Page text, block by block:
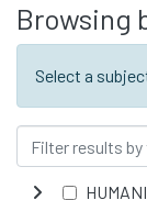
Browsing
Select a